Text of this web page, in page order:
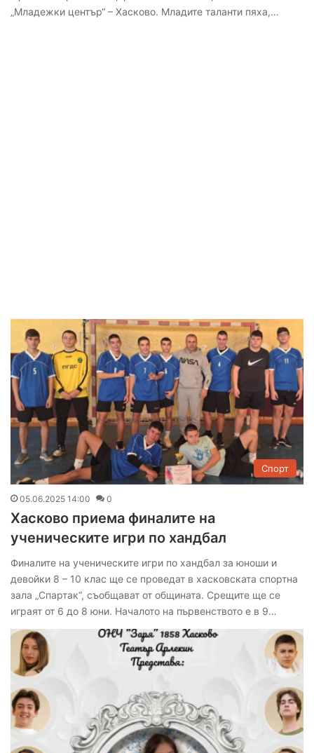
„Младежки център“ – Хасково. Младите таланти пяха,…
Спорт
05.06.2025 14:00 0
Хасково приема финалите на
ученическите игри по хандбал
Финалите на ученическите игри по хандбал за юноши и
девойки 8 – 10 клас ще се проведат в хасковската спортна
зала „Спартак“, съобщават от общината. Срещите ще се
играят от 6 до 8 юни. Началото на първенството е в 9…